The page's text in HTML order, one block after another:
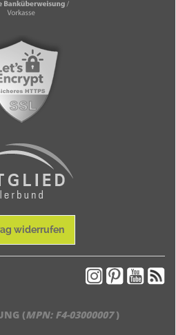
widerrufen
(MPN: F4-03000007)